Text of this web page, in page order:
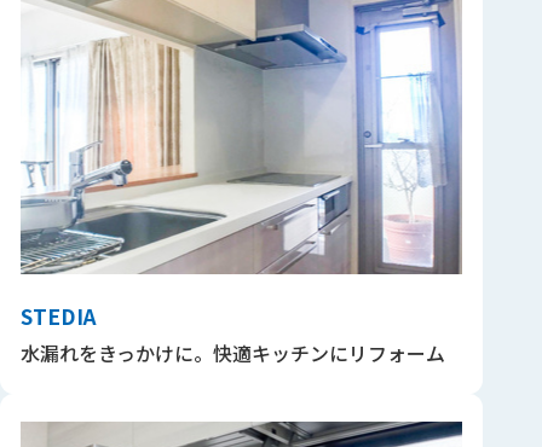
STEDIA
水漏れをきっかけに。快適キッチンにリフォーム